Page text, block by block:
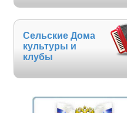
Сельские Дома
культуры и
клубы